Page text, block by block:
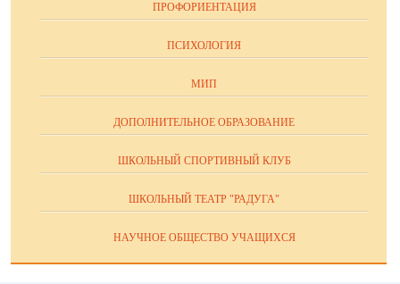
ПРОФОРИЕНТАЦИЯ
ПСИХОЛОГИЯ
МИП
ДОПОЛНИТЕЛЬНОЕ ОБРАЗОВАНИЕ
ШКОЛЬНЫЙ СПОРТИВНЫЙ КЛУБ
ШКОЛЬНЫЙ ТЕАТР "РАДУГА"
НАУЧНОЕ ОБЩЕСТВО УЧАЩИХСЯ